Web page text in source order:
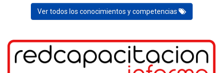
Ver todos los conocimientos y competencias